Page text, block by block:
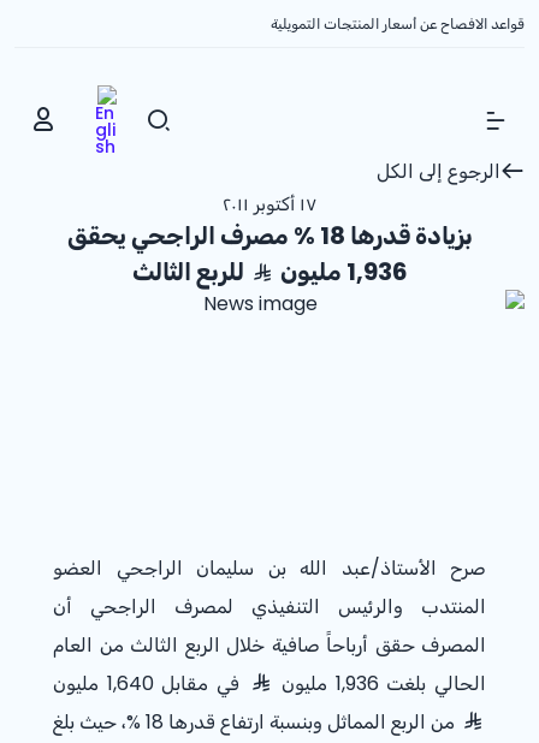
قواعد الافصاح عن أسعار المنتجات التمويلية
Show Menu
الرجوع إلى الكل
١٧ أكتوبر ٢٠١١
بزيادة قدرها % 18 مصرف الراجحي يحقق
1,936 مليون
للربع الثالث
صرح الأستاذ/عبد الله بن سليمان الراجحي العضو
المنتدب والرئيس التنفيذي لمصرف الراجحي أن
المصرف حقق أرباحاً صافية خلال الربع الثالث من العام
الحالي بلغت 1,936 مليون
في مقابل 1,640 مليون
من الربع المماثل وبنسبة ارتفاع قدرها 18 %، حيث بلغ